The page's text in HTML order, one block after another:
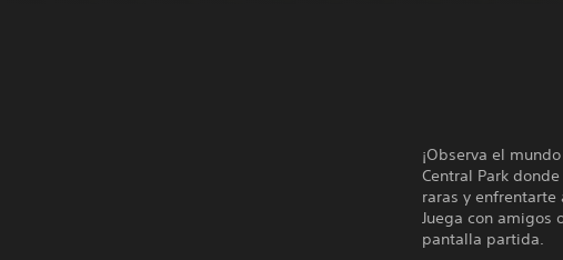
¡Observa el
Central Park
raras y enfrentarte
Juega con amigos
pantalla partida.